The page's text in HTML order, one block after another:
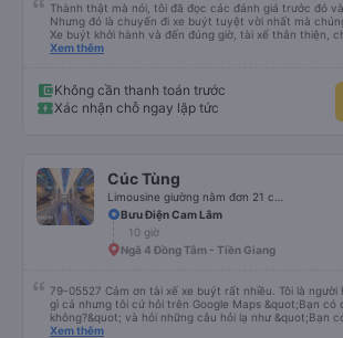
Thành thật mà nói, tôi đã đọc các đánh giá trước đó
Nhưng đó là chuyến đi xe buýt tuyệt vời nhất mà
Xe buýt khởi hành và đến đúng giờ, tài xế thân thiện,
dù vẫn hơi xóc, nhưng đó là đặc trưng của Việt Nam
Xem thêm
Không cần thanh toán trước
Xác nhận chỗ ngay lập tức
Cúc Tùng
Bưu Điện Cam Lâm
10 giờ
Ngã 4 Đồng Tâm - Tiền Giang
79-05527 Cảm ơn tài xế xe buýt rất nhiều. Tôi là người
gì cả nhưng tôi cứ hỏi trên Google Maps &quot;Bạn có
không?&quot; và hỏi những câu hỏi lạ như &quot;Bạn
khách sạn của chúng tôi không?&quot; Nhưng tài xế
Xem thêm